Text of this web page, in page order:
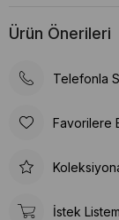
Ürün Önerileri
Telefonla
Favorilere
İstek